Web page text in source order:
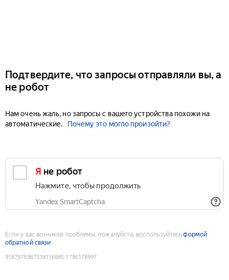
Подтвердите, что запросы отправляли вы, а
не робот
Нам очень жаль, но запросы с вашего устройства похожи на
автоматические.
Почему это могло произойти?
Я не робот
Нажмите, чтобы продолжить
Yandex SmartCaptcha
Если у вас возникли проблемы, пожалуйста, воспользуйтесьформой
обратной связи
9187978967339116985:1786178997